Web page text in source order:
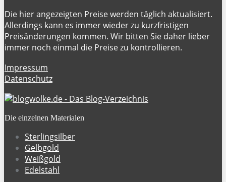
Die hier angezeigten Preise werden täglich aktualisiert.
Allerdings kann es immer wieder zu kurzfristigen
Preisänderungen kommen. Wir bitten Sie daher lieber
immer noch einmal die Preise zu kontrollieren.
Impressum
Datenschutz
Die einzelnen Materialen
Sterlingsilber
Gelbgold
Weißgold
Edelstahl